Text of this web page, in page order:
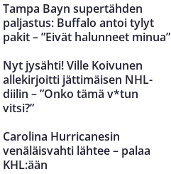
Tampa Bayn supertähden
paljastus: Buffalo antoi tylyt
pakit – ”Eivät halunneet minua”
Nyt jysähti! Ville Koivunen
allekirjoitti jättimäisen NHL-
diilin – ”Onko tämä v*tun
vitsi?”
Carolina Hurricanesin
venäläisvahti lähtee – palaa
KHL:ään